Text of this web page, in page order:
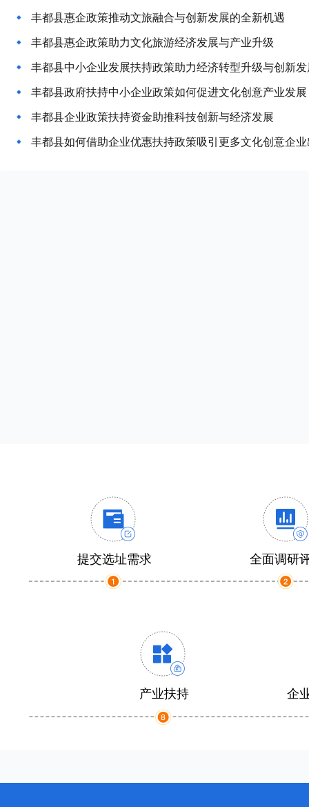
丰都县惠企政策推动文旅融合与创新发展的全新机遇
丰都县惠企政策助力文化旅游经济发展与产业升级
丰都县中小企业发展扶持政策助力经济转型升级与创新
丰都县政府扶持中小企业政策如何促进文化创意产业发
丰都县企业政策扶持资金助推科技创新与经济发展
丰都县如何借助企业优惠扶持政策吸引更多文化创意企
提交选址需求 全面调研
产业扶持 企